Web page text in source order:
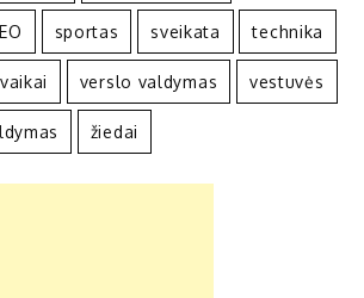
sportas sveikata technika
vaikai verslo valdymas vestuvės
žiedai